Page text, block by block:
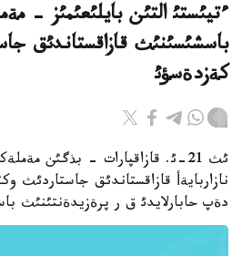
ءتيئستئ التئن بايلئعئمئز -
باسشئسئنئث قازاقستاندئق
كةزدةسؤئ
ئث 21-ئ. قازاقپارات - بذگئن
نازاربايةأ قازاقستاندئق جاستاردئث
دةپ حابارلايدئ ق ر پرةزيدةنتئنئث